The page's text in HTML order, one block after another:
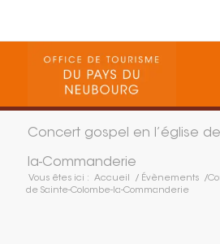
Concert gospel en l’église
la-Commanderie
Vous êtes ici : Accueil / Évènements /
de Sainte-Colombe-la-Commanderie